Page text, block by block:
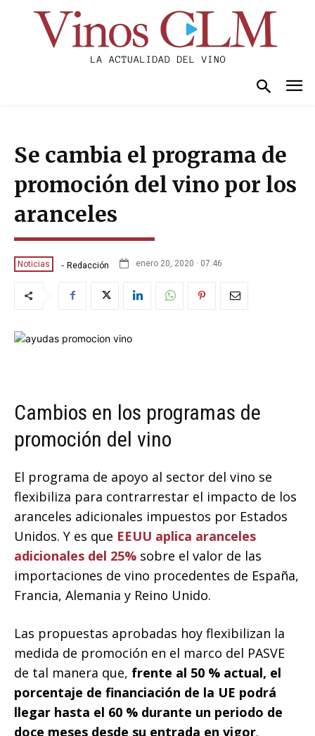
Se cambia el programa de
promoción del vino por los
aranceles
Noticias - Redacción enero 20, 2020 · 07:46
Cambios en los programas de
promoción del vino
El programa de apoyo al sector del vino se
flexibiliza para contrarrestar el impacto de los
aranceles adicionales impuestos por Estados
Unidos. Y es que EEUU aplica aranceles
adicionales del 25% sobre el valor de las
importaciones de vino procedentes de España,
Francia, Alemania y Reino Unido.
Las propuestas aprobadas hoy flexibilizan la
medida de promoción en el marco del PASVE
de tal manera que, frente al 50 % actual, el
porcentaje de financiación de la UE podrá
llegar hasta el 60 % durante un periodo de
doce meses desde su entrada en vigor.